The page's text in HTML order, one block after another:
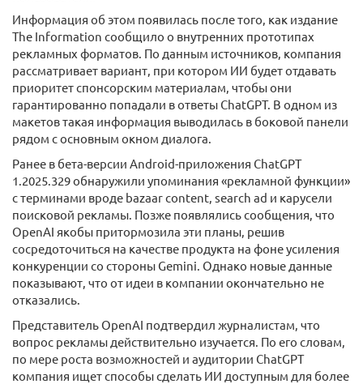
Информация об этом появилась после того, как издание
The Information сообщило о внутренних прототипах
рекламных форматов. По данным источников, компания
рассматривает вариант, при котором ИИ будет отдавать
приоритет спонсорским материалам, чтобы они
гарантированно попадали в ответы ChatGPT. В одном из
макетов такая информация выводилась в боковой панели
рядом с основным окном диалога.
Ранее в бета-версии Android-приложения ChatGPT
1.2025.329 обнаружили упоминания «рекламной функции»
с терминами вроде bazaar content, search ad и карусели
поисковой рекламы. Позже появлялись сообщения, что
OpenAI якобы притормозила эти планы, решив
сосредоточиться на качестве продукта на фоне усиления
конкуренции со стороны Gemini. Однако новые данные
показывают, что от идеи в компании окончательно не
отказались.
Представитель OpenAI подтвердил журналистам, что
вопрос рекламы действительно изучается. По его словам,
по мере роста возможностей и аудитории ChatGPT
компания ищет способы сделать ИИ доступным для более